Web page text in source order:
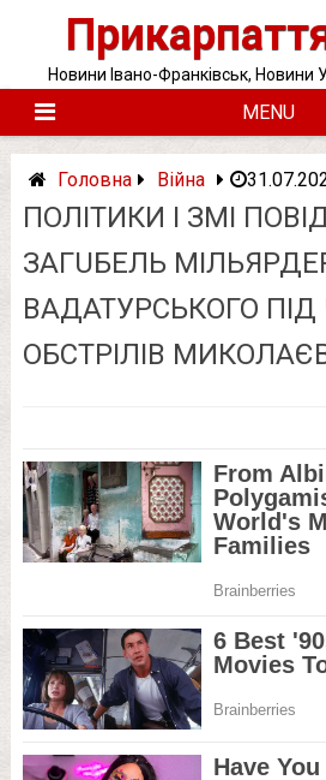
Новини Івано-Франківськ, Новини
MENU
Головна Війна
ПОЛІТИКИ І ЗМІ
ЗAГUБЕЛЬ
ВАДАТУРСЬКОГО ПІД
ОБСТРІЛІВ